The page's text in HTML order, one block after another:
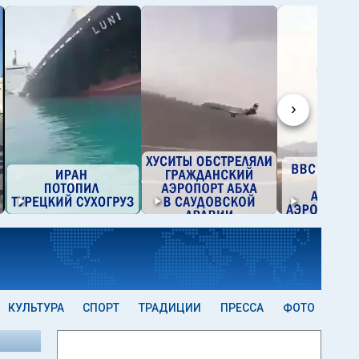
›
КУЛЬТУРА СПОРТ ТРАДИЦИИ ПРЕССА ФОТО